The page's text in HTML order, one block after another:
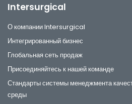
Intersurgical
О компании Intersurgical
Интегрированный бизнес
Глобальная сеть продаж
Присоединяйтесь к нашей команде
Стандарты системы менеджмента
среды